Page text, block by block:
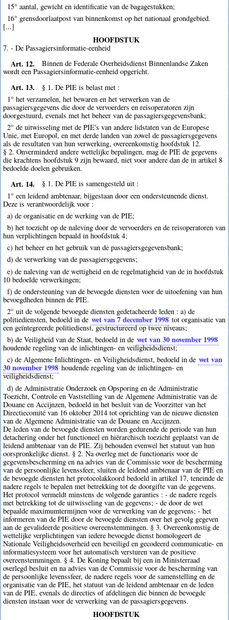
15° aantal, gewicht en identificatie van de bagagestukken;
16° grensdoorlaatpost van binnenkomst op het nationaal grondgebied.
[...]
HOOFDSTUK
7. - De Passagiersinformatie-eenheid
Art. 12.
Binnen de Federale Overheidsdienst Binnenlandse Zaken
wordt een Passagiersinformatie-eenheid opgericht.
Art. 13.
§ 1. De PIE is belast met :
1° het verzamelen, het bewaren en het verwerken van de
passagiersgegevens die door de vervoerders en reisoperatoren zijn
doorgestuurd, evenals met het beheer van de passagiersgegevensbank;
2° de uitwisseling met de PIE's van andere lidstaten van de Europese
Unie, met Europol, en met derde landen van zowel de passagiersgegevens
als de resultaten van hun verwerking, overeenkomstig hoofdstuk 12.
§ 2. Onverminderd andere wettelijke bepalingen, mag de PIE de gegevens
die krachtens hoofdstuk 9 zijn bewaard, niet voor andere dan de in artikel 8
bedoelde doelen gebruiken.
Art. 14.
§ 1. De PIE is samengesteld uit :
1° een leidend ambtenaar, bijgestaan door een ondersteunende dienst.
Deze is verantwoordelijk voor :
a) de organisatie en de werking van de PIE;
b) het toezicht op de naleving door de vervoerders en de reisoperatoren van
hun verplichtingen bepaald in hoofdstuk 4;
c) het beheer en het gebruik van de passagiersgegevensbank;
d) de verwerking van de passagiersgegevens;
e) de naleving van de wettigheid en de regelmatigheid van de in hoofdstuk
10 bedoelde verwerkingen;
f) de ondersteuning van de bevoegde diensten voor de uitoefening van hun
bevoegdheden binnen de PIE.
2° uit de volgende bevoegde diensten gedetacheerde leden : a) de
politiediensten, bedoeld in de wet van 7 december 1998 tot organisatie van
een geïntegreerde politiedienst, gestructureerd op twee niveaus;
b) de Veiligheid van de Staat, bedoeld in de wet van 30 november 1998
houdende regeling van de inlichtingen- en veiligheidsdienst;
c) de Algemene Inlichtingen- en Veiligheidsdienst, bedoeld in de wet van
30 november 1998 houdende regeling van de inlichtingen- en
veiligheidsdienst;
d) de Administratie Onderzoek en Opsporing en de Administratie
Toezicht, Controle en Vaststelling van de Algemene Administratie van de
Douane en Accijnzen, bedoeld in het besluit van de Voorzitter van het
Directiecomité van 16 oktober 2014 tot oprichting van de nieuwe diensten
van de Algemene Administratie van de Douane en Accijnzen.
De leden van de bevoegde diensten worden gedurende de periode van hun
detachering onder het functioneel en hiërarchisch toezicht geplaatst van de
leidend ambtenaar van de PIE. Zij behouden evenwel het statuut van hun
oorspronkelijke dienst. § 2. Na overleg met de functionaris voor de
gegevensbescherming en na advies van de Commissie voor de bescherming
van de persoonlijke levenssfeer, sluiten de leidend ambtenaar van de PIE en
de bevoegde diensten het protocolakkoord bedoeld in artikel 17, teneinde de
nadere regels te bepalen met betrekking tot de doorgifte van de gegevens.
Het protocol vermeldt minstens de volgende garanties : - de nadere regels
met betrekking tot de uitwisseling van de gegevens; - de door de wet
bepaalde maximumtermijnen voor de verwerking van de gegevens; - het
informeren van de PIE door de bevoegde diensten over het gevolg gegeven
aan de gevalideerde positieve overeenstemmingen. § 3. Overeenkomstig de
wettelijke verplichtingen van iedere bevoegde dienst homologeert de
Nationale Veiligheidsoverheid een beveiligd en gecodeerd communicatie- en
informatiesysteem voor het automatisch versturen van de positieve
overeenstemmingen. § 4. De Koning bepaalt bij een in Ministerraad
overlegd besluit en na advies van de Commissie voor de bescherming van
de persoonlijke levenssfeer, de nadere regels voor de samenstelling en de
organisatie van de PIE, het statuut van de leidend ambtenaar en de leden
van de PIE, evenals de directies of afdelingen die binnen de bevoegde
diensten instaan voor de verwerking van de passagiersgegevens.
HOOFDSTUK